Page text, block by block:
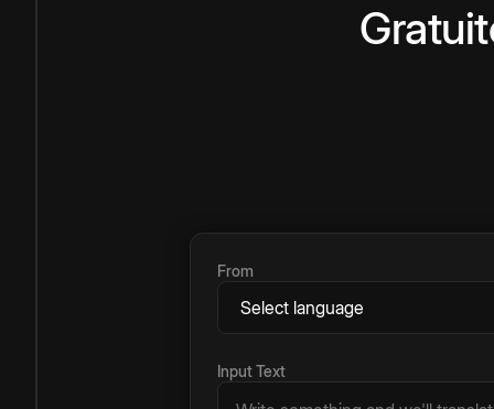
From
Input Text